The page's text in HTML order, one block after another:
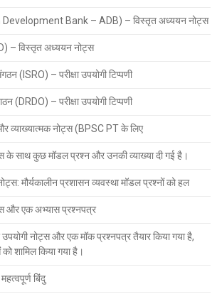
Development Bank – ADB) – विस्तृत अध्ययन नोट्स
– विस्तृत अध्ययन नोट्स
(ISRO) – परीक्षा उपयोगी टिप्पणी
(DRDO) – परीक्षा उपयोगी टिप्पणी
व्याख्यात्मक नोट्स (BPSC PT के लिए
के साथ कुछ मॉडल प्रश्न और उनकी व्याख्या दी गई है।
मौर्यकालीन प्रशासन व्यवस्था मॉडल प्रश्नों को हल
और एक अभ्यास प्रश्नपत्र
नोट्स और एक मॉक प्रश्नपत्र तैयार किया गया है,
शामिल किया गया है।
बिंदु